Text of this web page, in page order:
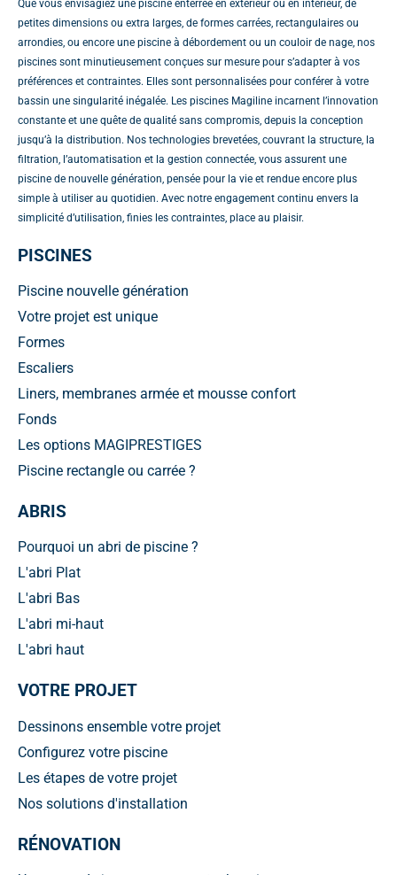
Que vous envisagiez une piscine enterrée en extérieur ou en intérieur, de
petites dimensions ou extra larges, de formes carrées, rectangulaires ou
arrondies, ou encore une piscine à débordement ou un couloir de nage, nos
piscines sont minutieusement conçues sur mesure pour s’adapter à vos
préférences et contraintes. Elles sont personnalisées pour conférer à votre
bassin une singularité inégalée. Les piscines Magiline incarnent l’innovation
constante et une quête de qualité sans compromis, depuis la conception
jusqu’à la distribution. Nos technologies brevetées, couvrant la structure, la
filtration, l’automatisation et la gestion connectée, vous assurent une
piscine de nouvelle génération, pensée pour la vie et rendue encore plus
simple à utiliser au quotidien. Avec notre engagement continu envers la
simplicité d’utilisation, finies les contraintes, place au plaisir.
PISCINES
Piscine nouvelle génération
Votre projet est unique
Formes
Escaliers
Liners, membranes armée et mousse confort
Fonds
Les options MAGIPRESTIGES
Piscine rectangle ou carrée ?
ABRIS
Pourquoi un abri de piscine ?
L'abri Plat
L'abri Bas
L'abri mi-haut
L'abri haut
VOTRE PROJET
Dessinons ensemble votre projet
Configurez votre piscine
Les étapes de votre projet
Nos solutions d'installation
RÉNOVATION